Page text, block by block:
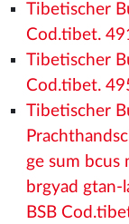
Tibetischer
Cod.tibet.
Tibetischer
Cod.tibet.
Tibetischer
ge sum bcus
brgyad gtan-
BSB